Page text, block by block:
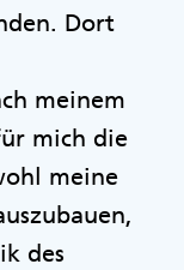
Dort
meinem
mich die
meine
des